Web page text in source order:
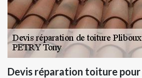
Devis réparation toiture